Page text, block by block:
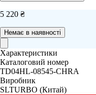
5 220 ₴
Немає в наявності
Характеристики
Каталоговий номер
TD04HL-08545-CHRA
Виробник
SLTURBO (Китай)